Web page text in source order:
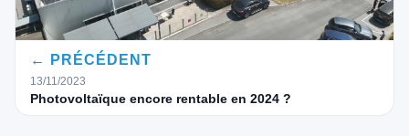
← PRÉCÉDENT
13/11/2023
Photovoltaïque encore rentable en 2024 ?